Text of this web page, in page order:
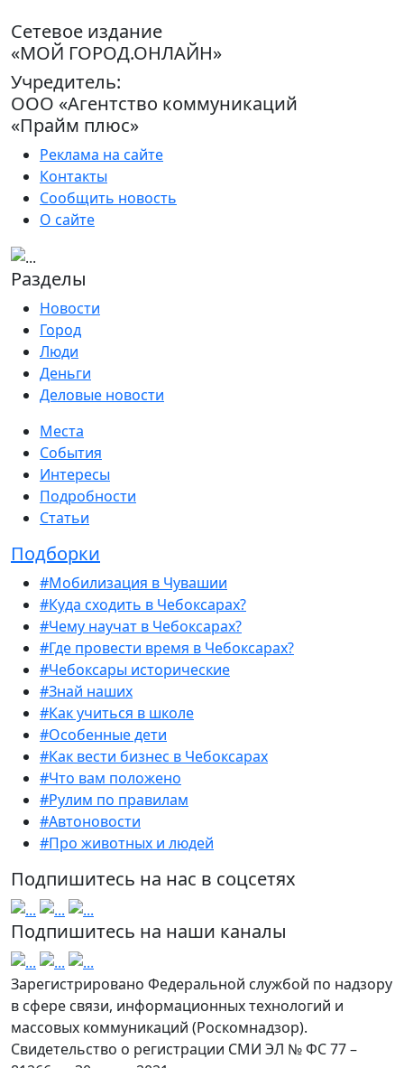
Сетевое издание
«МОЙ ГОРОД.ОНЛАЙН»
Учредитель:
ООО «Агентство коммуникаций
«Прайм плюс»
Реклама на сайте
Контакты
Сообщить новость
О сайте
Разделы
Новости
Город
Люди
Деньги
Деловые новости
Места
События
Интересы
Подробности
Статьи
Подборки
#Мобилизация в Чувашии
#Куда сходить в Чебоксарах?
#Чему научат в Чебоксарах?
#Где провести время в Чебоксарах?
#Чебоксары исторические
#Знай наших
#Как учиться в школе
#Особенные дети
#Как вести бизнес в Чебоксарах
#Что вам положено
#Рулим по правилам
#Автоновости
#Про животных и людей
Подпишитесь на нас в соцсетях
Подпишитесь на наши каналы
Зарегистрировано Федеральной службой по надзору
в сфере связи, информационных технологий и
массовых коммуникаций (Роскомнадзор).
Свидетельство о регистрации СМИ ЭЛ № ФС 77 –